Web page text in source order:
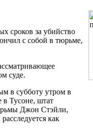
сроков за убийство
с собой в тюрьме,
суде.
в субботу утром в
в Тусоне, штат
Джон Стэйли,
как